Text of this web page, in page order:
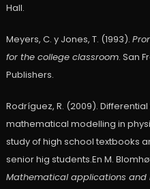
Hall.
Meyers, C. y Jones, T. (1993).
for the college classroom. San
Publishers.
Rodríguez, R. (2009).
mathematical modelling in
study of high school textbooks
senior hig students.En M.
Mathematical applications